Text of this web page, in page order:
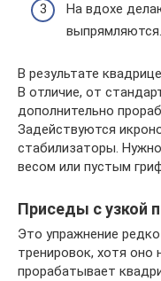
На вдохе
выпрямляются.
В результате
В отличие, от
дополнительно
Задействуются
стабилизаторы.
весом или пустым
Приседы с узкой
Это упражнение
тренировок, хотя оно
прорабатывает